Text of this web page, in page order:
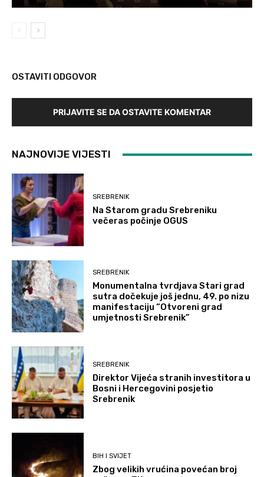
OSTAVITI ODGOVOR
PRIJAVITE SE DA OSTAVITE KOMENTAR
NAJNOVIJE VIJESTI
SREBRENIK
Na Starom gradu Srebreniku
večeras počinje OGUS
SREBRENIK
Monumentalna tvrdjava Stari grad
sutra dočekuje još jednu, 49. po nizu
manifestaciju “Otvoreni grad
umjetnosti Srebrenik”
SREBRENIK
Direktor Vijeća stranih investitora u
Bosni i Hercegovini posjetio
Srebrenik
BIH I SVIJET
Zbog velikih vrućina povećan broj